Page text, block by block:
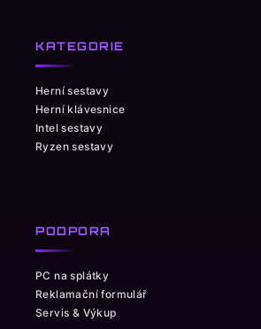
KATEGORIE
Herní sestavy
Herní klávesnice
Intel sestavy
Ryzen sestavy
PODPORA
PC na splátky
Reklamační formulář
Servis & Výkup